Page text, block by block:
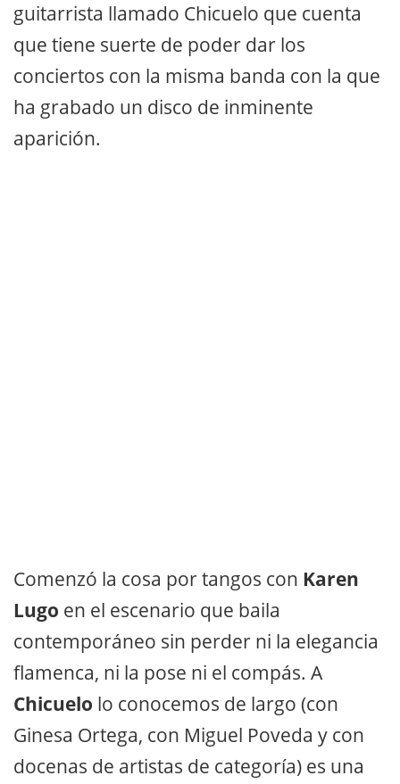
guitarrista llamado Chicuelo que cuenta
que tiene suerte de poder dar los
conciertos con la misma banda con la que
ha grabado un disco de inminente
aparición.
Comenzó la cosa por tangos con Karen
Lugo en el escenario que baila
contemporáneo sin perder ni la elegancia
flamenca, ni la pose ni el compás. A
Chicuelo lo conocemos de largo (con
Ginesa Ortega, con Miguel Poveda y con
docenas de artistas de categoría) es una